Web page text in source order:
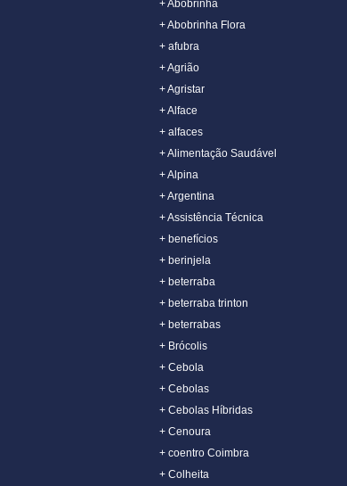
+ Abobrinha
+ Abobrinha Flora
+ afubra
+ Agrião
+ Agristar
+ Alface
+ alfaces
+ Alimentação Saudável
+ Alpina
+ Argentina
+ Assistência Técnica
+ benefícios
+ berinjela
+ beterraba
+ beterraba trinton
+ beterrabas
+ Brócolis
+ Cebola
+ Cebolas
+ Cebolas Híbridas
+ Cenoura
+ coentro Coimbra
+ Colheita